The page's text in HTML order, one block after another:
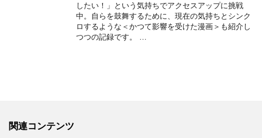
したい！」という気持ちでアクセスアップに挑戦
中。自らを鼓舞するために、現在の気持ちとシンク
ロするような＜かつて影響を受けた漫画＞も紹介し
つつの記録です。 …
関連コンテンツ